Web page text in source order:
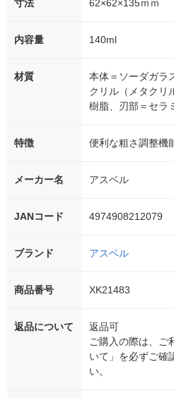
寸法 62×62×135ｍｍ
内容量 140ml
材質
本体＝ソーダガラ
クリル（メタクリ
樹脂、刃部＝セラ
特徴 便利な粗さ調整機
メーカー名 アスベル
JANコード 4974908212079
ブランド アスベル
商品番号 XK21483
返品について
返品可
ご購入の際は、ご
いて」を必ずご確
い。